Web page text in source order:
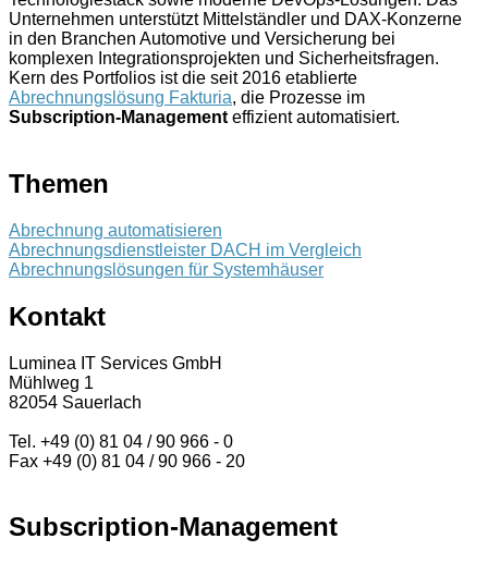
Unternehmen unterstützt Mittelständler und DAX-Konzerne
in den Branchen Automotive und Versicherung bei
komplexen Integrationsprojekten und Sicherheitsfragen.
Kern des Portfolios ist die seit 2016 etablierte
Abrechnungslösung Fakturia, die Prozesse im
Subscription-Management effizient automatisiert.
Themen
Abrechnung automatisieren
Abrechnungsdienstleister DACH im Vergleich
Abrechnungslösungen für Systemhäuser
Kontakt
Luminea IT Services GmbH
Mühlweg 1
82054 Sauerlach
Tel. +49 (0) 81 04 / 90 966 - 0
Fax +49 (0) 81 04 / 90 966 - 20
Subscription-Management